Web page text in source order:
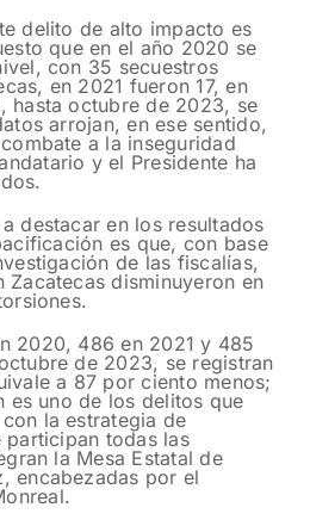
delito de alto impacto es
que en el año 2020 se
con 35 secuestros
en 2021 fueron 17, en
hasta octubre de 2023, se
arrojan, en ese sentido,
a la inseguridad
y el Presidente ha
destacar en los resultados
es que, con base
de las fiscalías,
Zacatecas disminuyeron en
2020, 486 en 2021 y 485
de 2023, se registran
a 87 por ciento menos;
es uno de los delitos que
la estrategia de
participan todas las
la Mesa Estatal de
encabezadas por el